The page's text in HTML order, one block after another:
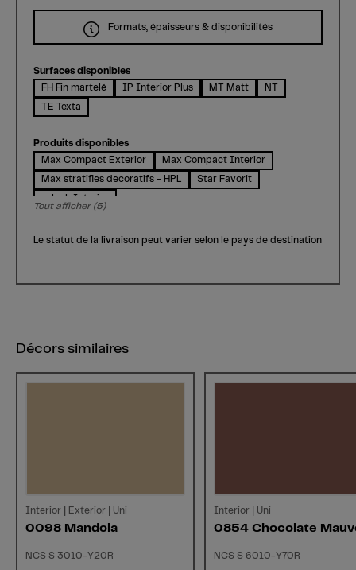
Formats, épaisseurs & disponibilités
Surfaces disponibles
FH Fin martelé
IP Interior Plus MT Matt NT
TE Texta
Produits disponibles
Max Compact Exterior
Max Compact Interior
Max stratifiés décoratifs - HPL Star Favorit
Tout afficher (5)
Le statut de la livraison peut varier selon le pays de destination
Décors similaires
Interior | Exterior | Uni
0098 Mandola
NCS S 3010-Y20R
Interior | Uni
0854 Chocolate
NCS S 6010-Y70R